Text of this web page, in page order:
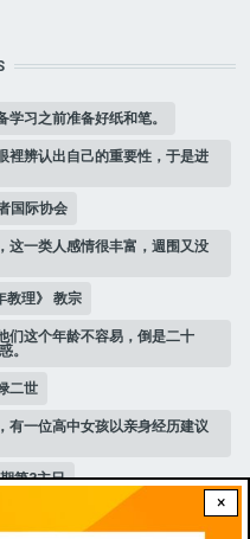
×
习之前准备好纸和笔。
裡辨认出自己的重要性，于是进
国际协会
这一类人感情很丰富，週围又没
教理》 教宗
们这个年龄不容易，倒是二十
。
二世
有一位高中女孩以亲身经历建议
第3主日
恶，身上穿著宫廷的小丑服，整